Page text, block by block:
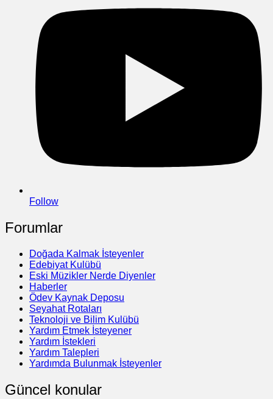
Follow
Forumlar
Doğada Kalmak İsteyenler
Edebiyat Kulübü
Eski Müzikler Nerde Diyenler
Haberler
Ödev Kaynak Deposu
Seyahat Rotaları
Teknoloji ve Bilim Kulübü
Yardım Etmek İsteyener
Yardım İstekleri
Yardım Talepleri
Yardımda Bulunmak İsteyenler
Güncel konular